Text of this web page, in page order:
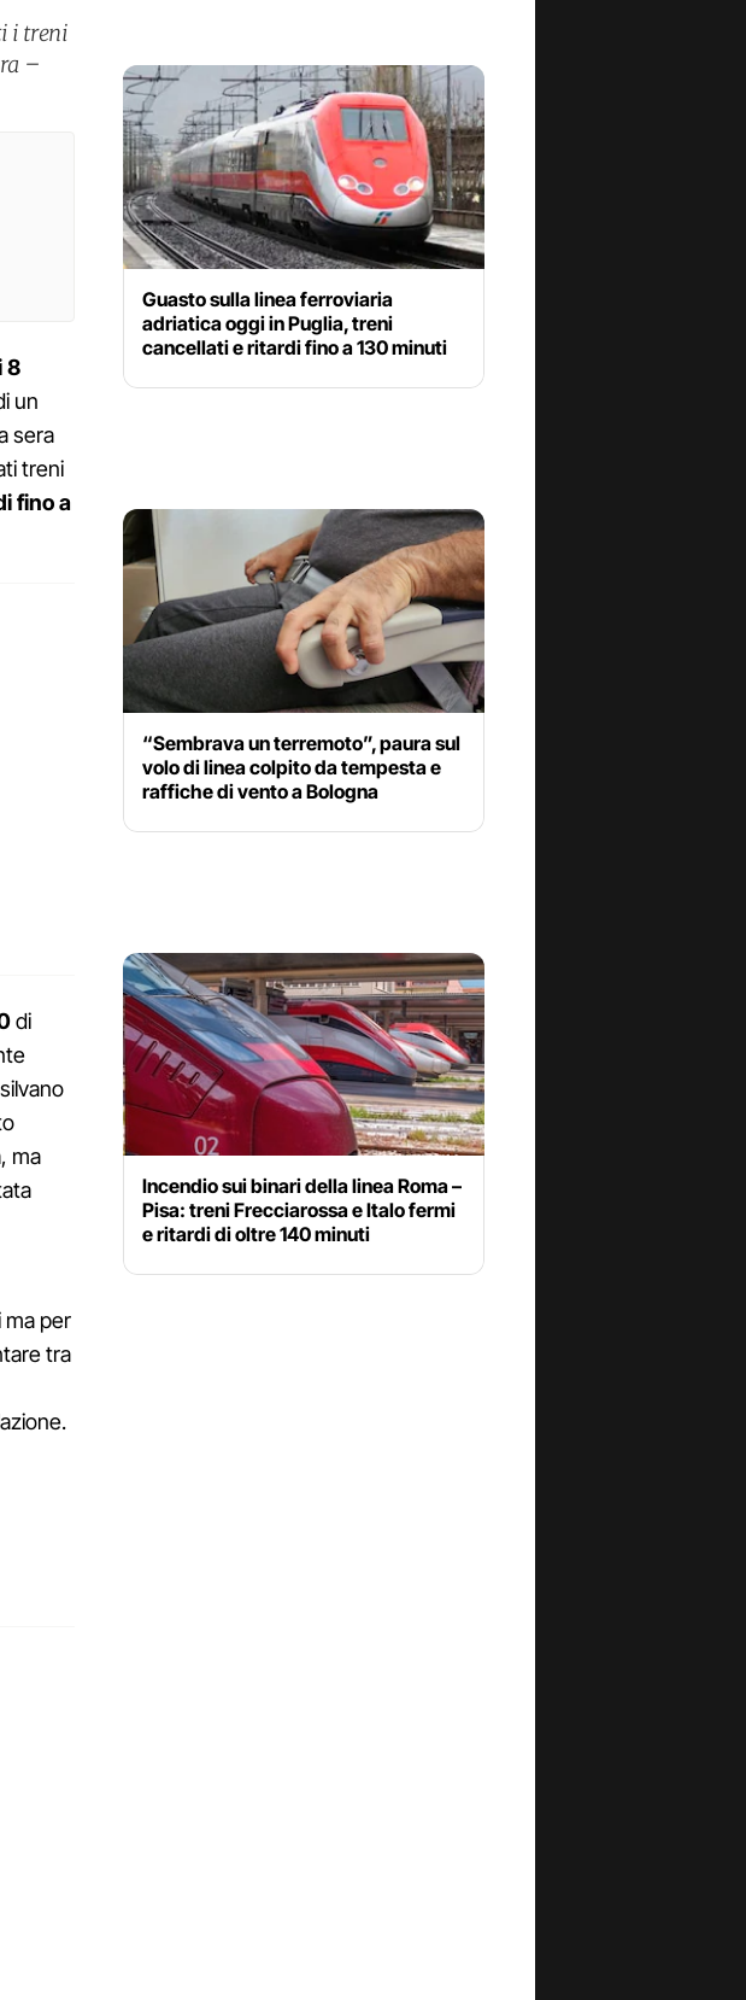
i treni
–
8
un
sera
treni
fino a
di
ma
ma per
tra
Guasto sulla linea ferroviaria
adriatica oggi in Puglia, treni
cancellati e ritardi fino a 130 minuti
“Sembrava un terremoto”, paura sul
volo di linea colpito da tempesta e
raffiche di vento a Bologna
Incendio sui binari della linea Roma –
Pisa: treni Frecciarossa e Italo fermi
e ritardi di oltre 140 minuti